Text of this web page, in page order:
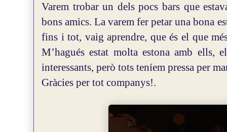
Varem trobar un dels pocs bars que
bons amics. La varem fer petar una bona
fins i tot, vaig aprendre, que és el que més
M’hagués estat molta estona amb ells,
interessants, però tots teníem pressa per
Gràcies per tot companys!.